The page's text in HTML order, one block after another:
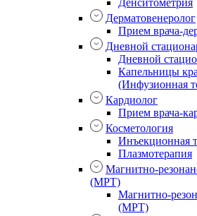
Денситометрия
Дерматовенеролог
Прием врача-
Дневной
Дневной
Капельницы
(Инфузионная
Кардиолог
Прием врача-
Косметология
Инъекционная
Плазмотерапия
Магнитно-
(МРТ)
Магнитно-
(МРТ)